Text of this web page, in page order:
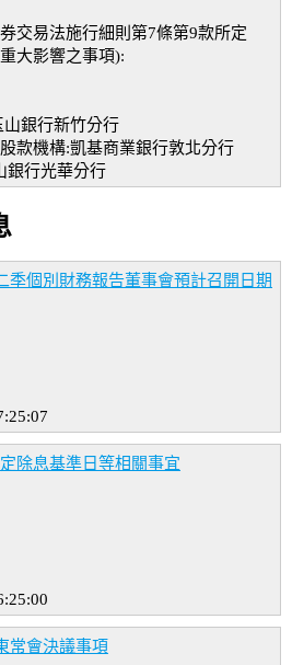
交易法施行細則第7條第9款所定
大影響之事項):
山銀行新竹分行
款機構:凱基商業銀行敦北分行
銀行光華分行
季個別財務報告董事會預計召開日期
除息基準日等相關事宜
常會決議事項